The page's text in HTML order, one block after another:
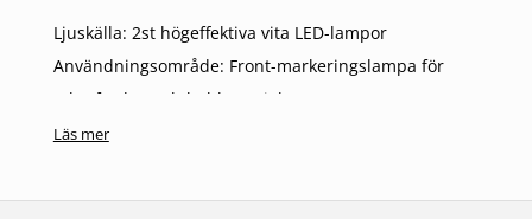
Ljuskälla: 2st högeffektiva vita LED-lampor
Användningsområde: Front-markeringslampa för
yrkesfordon och hobbyprojekt
Material: Hållbart hus med hög motståndskraft, slagtålig
Färg: Vit
Läs mer